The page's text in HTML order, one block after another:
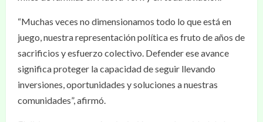
“Muchas veces no dimensionamos todo lo que está en
juego, nuestra representación política es fruto de años de
sacrificios y esfuerzo colectivo. Defender ese avance
significa proteger la capacidad de seguir llevando
inversiones, oportunidades y soluciones a nuestras
comunidades”, afirmó.